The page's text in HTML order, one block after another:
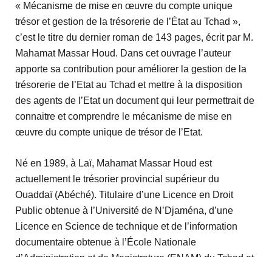
« Mécanisme de mise en œuvre du compte unique
trésor et gestion de la trésorerie de l’État au Tchad »,
c’est le titre du dernier roman de 143 pages, écrit par M.
Mahamat Massar Houd. Dans cet ouvrage l’auteur
apporte sa contribution pour améliorer la gestion de la
trésorerie de l’Etat au Tchad et mettre à la disposition
des agents de l’Etat un document qui leur permettrait de
connaitre et comprendre le mécanisme de mise en
œuvre du compte unique de trésor de l’Etat.
Né en 1989, à Laï, Mahamat Massar Houd est
actuellement le trésorier provincial supérieur du
Ouaddaï (Abéché). Titulaire d’une Licence en Droit
Public obtenue à l’Université de N’Djaména, d’une
Licence en Science de technique et de l’information
documentaire obtenue à l’École Nationale